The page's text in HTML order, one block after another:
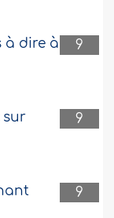
9
à dire à
9
sur
9